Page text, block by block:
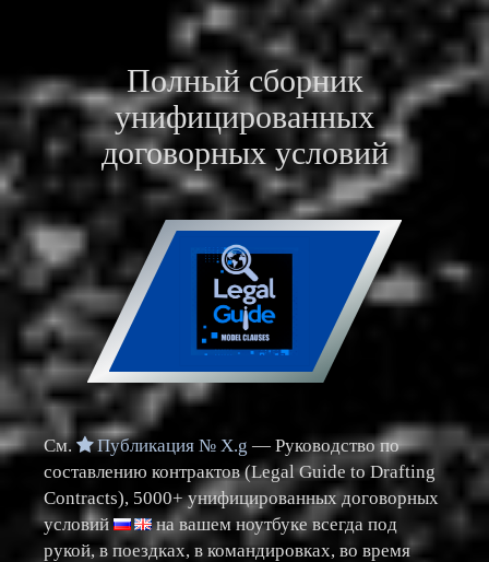
Полный сборник
унифицированных
договорных условий
См. Публикация № X.g — Руководство по
составлению контрактов (Legal Guide to Drafting
Contracts), 5000+ унифицированных договорных
условий
на вашем ноутбуке всегда под
рукой, в поездках, в командировках, во время